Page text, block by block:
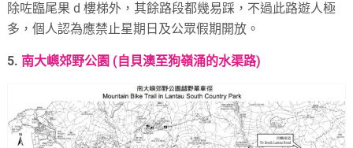
除咗臨尾果 d 樓梯外，其餘路段都幾易踩，不過此路遊人極
多，個人認為應禁止星期日及公眾假期開放。
5. 南大嶼郊野公園 (自貝澳至狗嶺涌的水渠路)